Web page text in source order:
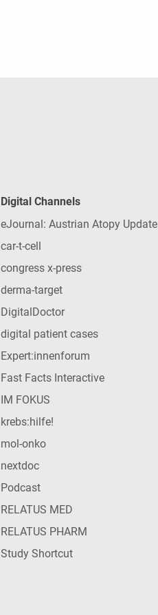
Digital Channels
eJournal: Austrian Atopy Update
car-t-cell
congress x-press
derma-target
DigitalDoctor
digital patient cases
Expert:innenforum
Fast Facts Interactive
IM FOKUS
krebs:hilfe!
mol-onko
nextdoc
Podcast
RELATUS MED
RELATUS PHARM
Study Shortcut